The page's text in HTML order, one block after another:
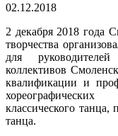
02.12.2018
2 декабря 2018 года
творчества
для руководителей
коллективов
квалификации и
классического танца,
танца.